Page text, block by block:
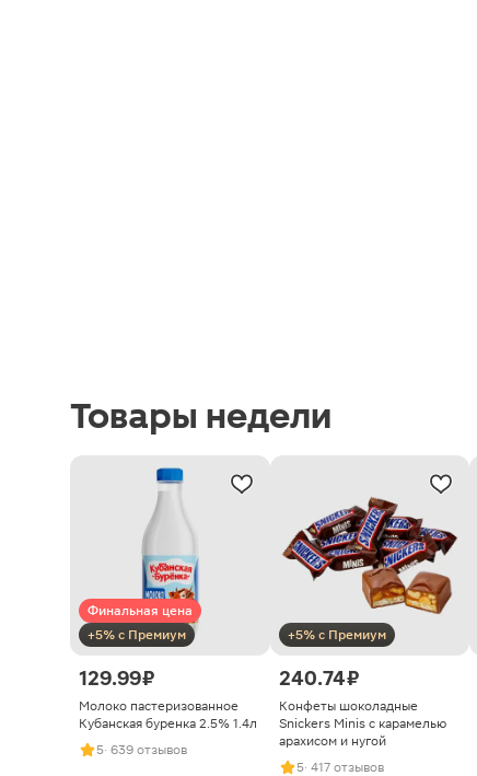
Товары недели
Финальная цена
+5% с Премиум
129.99 ₽
Молоко пастеризованное
Кубанская буренка 2.5% 1.4л
5· 639 отзывов
+5% с Премиум
240.74 ₽
Конфеты шоколадные
Snickers Minis с карамелью
арахисом и нугой
5· 417 отзывов